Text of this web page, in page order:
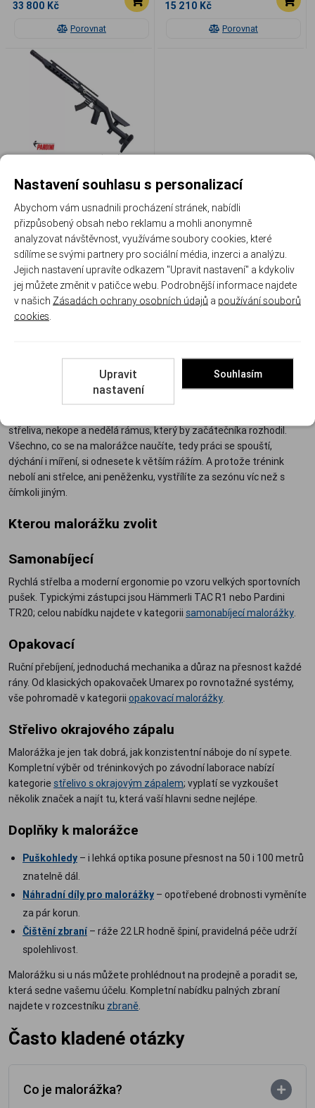
Porovnat
33 800 Kč
Porovnat
15 210 Kč
Porovnat
Pardini TR20 410 (16"), .22
Momentálně nedostupné
33 800 Kč
1
Proč se střelba učí na malorážce
střeliva, nekope a nedělá rámus, který by začátečníka rozhodil.
Všechno, co se na malorážce naučíte, tedy práci se spouští,
dýchání i míření, si odnesete k větším rážím. A protože trénink
nebolí ani střelce, ani peněženku, vystřílíte za sezónu víc než s
čímkoli jiným.
Kterou malorážku zvolit
Samonabíjecí
Rychlá střelba a moderní ergonomie po vzoru velkých sportovních
pušek. Typickými zástupci jsou Hämmerli TAC R1 nebo Pardini
TR20; celou nabídku najdete v kategorii samonabíjecí malorážky.
Opakovací
Ruční přebíjení, jednoduchá mechanika a důraz na přesnost každé
rány. Od klasických opakovaček Umarex po rovnotažné systémy,
vše pohromadě v kategorii opakovací malorážky.
Střelivo okrajového zápalu
Malorážka je jen tak dobrá, jak konzistentní náboje do ní sypete.
Kompletní výběr od tréninkových po závodní laborace nabízí
kategorie střelivo s okrajovým zápalem; vyplatí se vyzkoušet
několik značek a najít tu, která vaší hlavni sedne nejlépe.
Doplňky k malorážce
Puškohledy – i lehká optika posune přesnost na 50 i 100 metrů
znatelně dál.
Náhradní díly pro malorážky – opotřebené drobnosti vyměníte
za pár korun.
Čištění zbraní – ráže 22 LR hodně špiní, pravidelná péče udrží
spolehlivost.
Malorážku si u nás můžete prohlédnout na prodejně a poradit se,
která sedne vašemu účelu. Kompletní nabídku palných zbraní
najdete v rozcestníku zbraně.
Často kladené otázky
Co je malorážka?
Nastavení souhlasu s personalizací
Abychom vám usnadnili procházení stránek, nabídli
přizpůsobený obsah nebo reklamu a mohli anonymně
analyzovat návštěvnost, využíváme soubory cookies, které
sdílíme se svými partnery pro sociální média, inzerci a analýzu.
Jejich nastavení upravíte odkazem "Upravit nastavení" a kdykoliv
jej můžete změnit v patičce webu. Podrobnější informace najdete
v našich Zásadách ochrany osobních údajů a používání souborů
cookies
Upravit
nastavení
Souhlasím